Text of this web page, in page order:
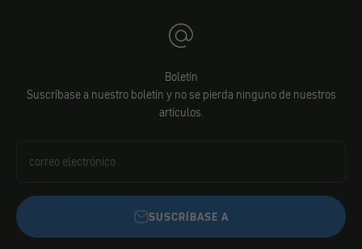
Boletín
Suscríbase a nuestro boletín y no se pierda ninguno de nuestros
artículos.
correo electrónico
SUSCRÍBASE A